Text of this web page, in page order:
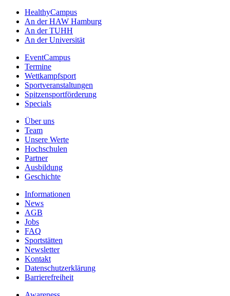
HealthyCampus
An der HAW Hamburg
An der TUHH
An der Universität
EventCampus
Termine
Wettkampfsport
Sportveranstaltungen
Spitzensportförderung
Specials
Über uns
Team
Unsere Werte
Hochschulen
Partner
Ausbildung
Geschichte
Informationen
News
AGB
Jobs
FAQ
Sportstätten
Newsletter
Kontakt
Datenschutzerklärung
Barrierefreiheit